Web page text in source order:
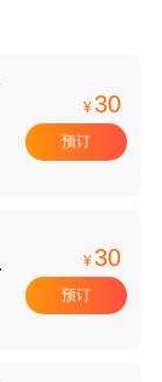
¥30
预订
¥30
预订